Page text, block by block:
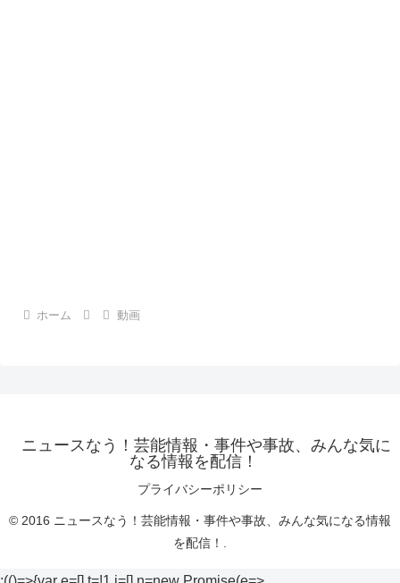
ホーム 動画
ニュースなう！芸能情報・事件や事故、みんな気に
なる情報を配信！
プライバシーポリシー
© 2016 ニュースなう！芸能情報・事件や事故、みんな気になる情報
を配信！.